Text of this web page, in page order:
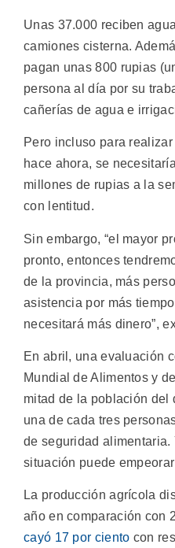
Unas 37.000 reciben
camiones cisterna.
pagan unas 800 rupias
persona al día por su
cañerías de agua e
Pero incluso para
hace ahora, se
millones de rupias a la
con lentitud.
Sin embargo, “el mayor
pronto, entonces
de la provincia, más
asistencia por más
necesitará más dinero”,
En abril, una evaluación
Mundial de Alimentos y
mitad de la población del
una de cada tres
de seguridad
situación puede
La producción agrícola
año en comparación con
cayó 17 por ciento con